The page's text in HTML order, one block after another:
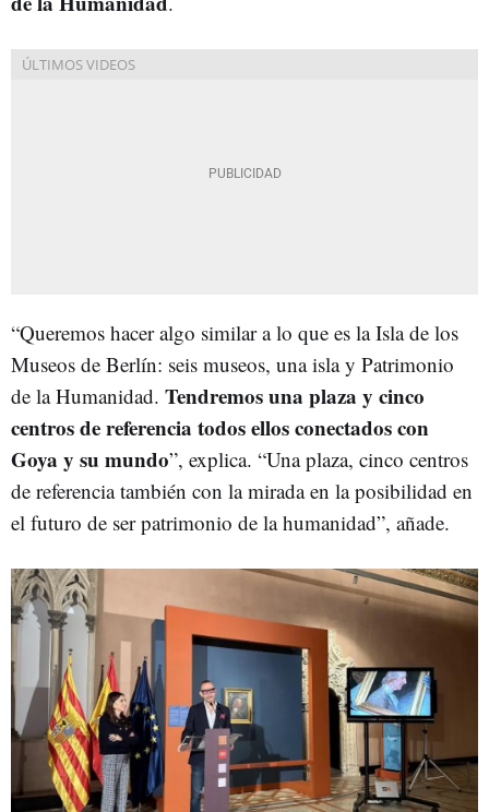
“Queremos hacer algo similar a lo que es la Isla de los
Museos de Berlín: seis museos, una isla y Patrimonio
de la Humanidad. Tendremos una plaza y cinco
centros de referencia todos ellos conectados con
Goya y su mundo”, explica. “Una plaza, cinco centros
de referencia también con la mirada en la posibilidad en
el futuro de ser patrimonio de la humanidad”, añade.